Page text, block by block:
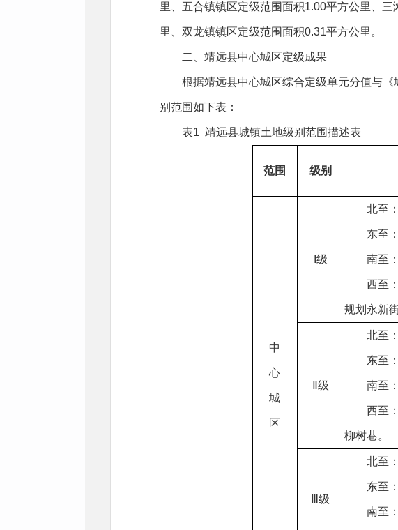
里、五合镇镇区定级范围面积1.00平方公里、
里、双龙镇镇区定级范围面积0.31平方公里。
二、靖远县中心城区定级成果
根据靖远县中心城区综合定级单元分值与
别范围如下表：
表1 靖远县城镇土地级别范围描述表
范围 级别
中
心
城
区
I级
北至
东至
南至
西至
规划永新
Ⅱ级
北至
东至
南至
西至
柳树巷。
Ⅲ级
北至
东至
南至